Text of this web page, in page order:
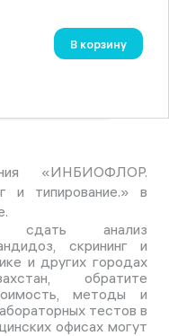
В корзину
«ИНБИОФЛОР.
и типирование.» в
сдать анализ
скрининг и
и других городах
обратите
методы и
тестов в
офисах могут